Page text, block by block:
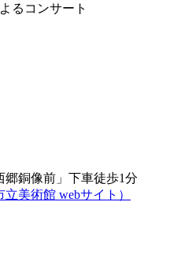
るコンサート
銅像前」下車徒歩1分
美術館 webサイト）